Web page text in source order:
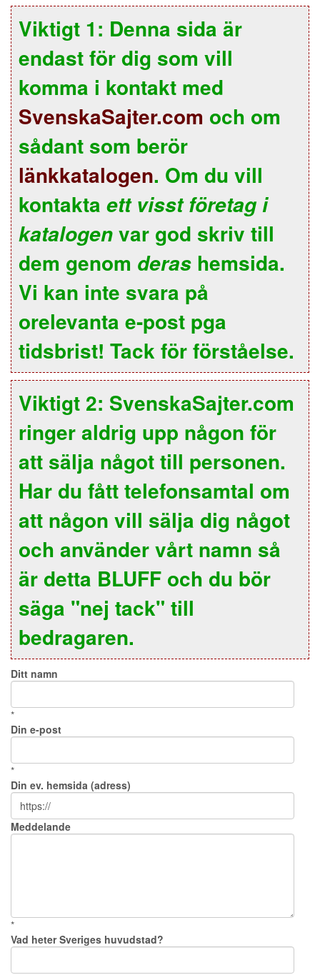
Viktigt 1: Denna sida är
endast för dig som vill
komma i kontakt med
SvenskaSajter.com och om
sådant som berör
länkkatalogen. Om du vill
kontakta ett visst företag i
katalogen var god skriv till
dem genom deras hemsida.
Vi kan inte svara på
orelevanta e-post pga
tidsbrist! Tack för förståelse.
Viktigt 2: SvenskaSajter.com
ringer aldrig upp någon för
att sälja något till personen.
Har du fått telefonsamtal om
att någon vill sälja dig något
och använder vårt namn så
är detta BLUFF och du bör
säga "nej tack" till
bedragaren.
Ditt namn
*
Din e-post
*
Din ev. hemsida (adress)
Meddelande
*
Vad heter Sveriges huvudstad?